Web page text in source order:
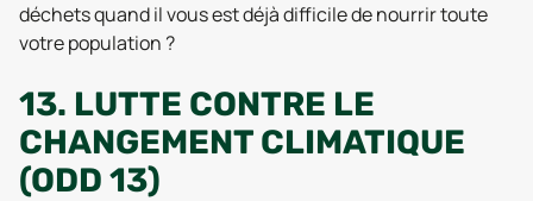
déchets quand il vous est déjà difficile de nourrir toute
votre population ?
13. LUTTE CONTRE LE
CHANGEMENT CLIMATIQUE
(ODD 13)